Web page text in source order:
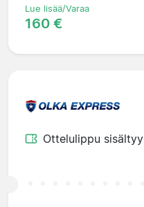
Lue lisää/Varaa
160 €
Ottelulippu sisältyy